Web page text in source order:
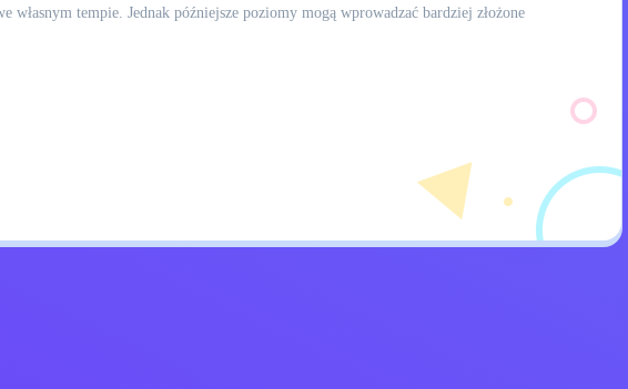
tempie. Jednak późniejsze poziomy mogą wprowadzać bardziej złożone